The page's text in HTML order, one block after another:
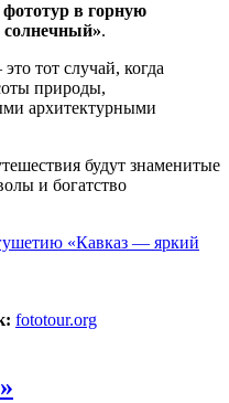
фототур в горную
.
тот случай, когда
природы,
архитектурными
будут знаменитые
и богатство
«Кавказ — яркий
fototour.org